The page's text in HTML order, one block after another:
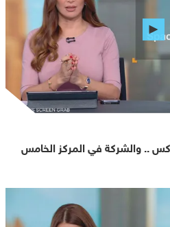
.. والشركة في المركز الخامس